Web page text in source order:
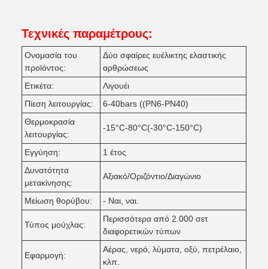
Τεχνικές παραμέτρους:
Ονομασία του
προϊόντος:
Δύο σφαίρες ευέλικτης ελαστικής
αρθρώσεως
Ετικέτα:
Λιγουέι
Πίεση λειτουργίας:
6-40bars ((PN6-PN40)
Θερμοκρασία
λειτουργίας:
-15°C-80°C(-30°C-150°C)
Εγγύηση:
1 έτος
Δυνατότητα
μετακίνησης:
Αξιακό/Οριζόντιο/Διαγώνιο
Μείωση θορύβου: - Ναι, ναι.
Τύπος μούχλας:
Περισσότερα από 2.000 σετ
διαφορετικών τύπων
Εφαρμογή:
Αέρας, νερό, λύματα, οξύ, πετρέλαιο,
κλπ.